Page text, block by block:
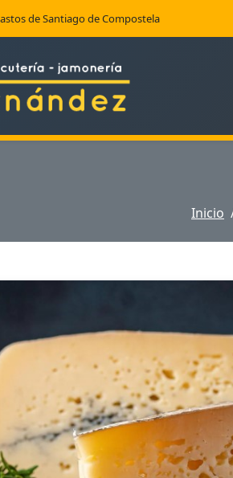
de Santiago de Compostela
Inicio